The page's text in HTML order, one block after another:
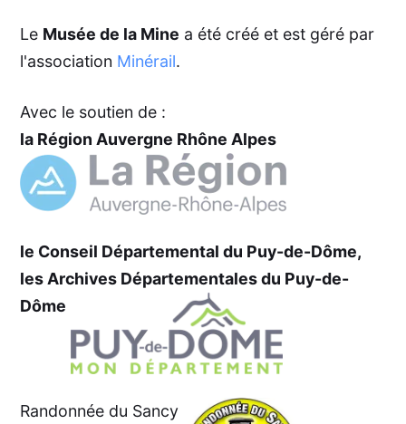
Le Musée de la Mine a été créé et est géré par
l'association Minérail.
Avec le soutien de :
la Région Auvergne Rhône Alpes
le Conseil Départemental du Puy-de-Dôme,
les Archives Départementales du Puy-de-
Dôme
Randonnée du Sancy